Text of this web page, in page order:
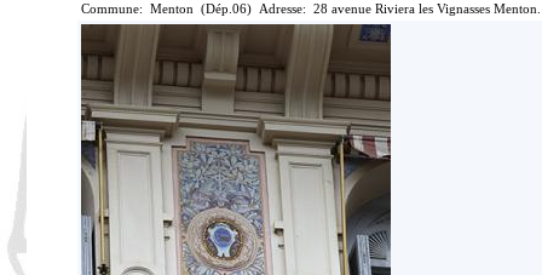
Commune: Menton (Dép.06) Adresse: 28 avenue Riviera les Vignasses